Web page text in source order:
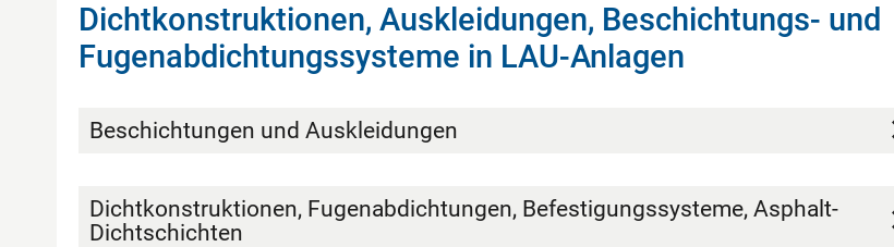
Dichtkonstruktionen, Auskleidungen, Beschichtungs- und
Fugenabdichtungssysteme in LAU-Anlagen
Beschichtungen und Auskleidungen
Dichtkonstruktionen, Fugenabdichtungen, Befestigungssysteme, Asphalt-
Dichtschichten